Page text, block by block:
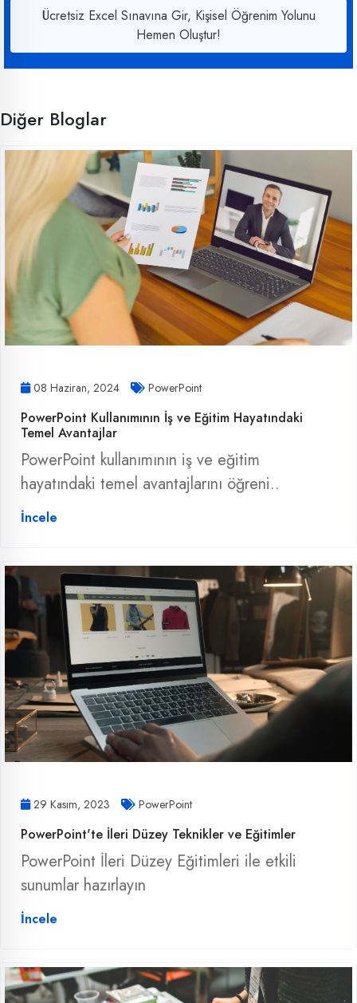
Ücretsiz Excel Sınavına Gir, Kişisel Öğrenim Yolunu
Hemen Oluştur!
Diğer Bloglar
08 Haziran, 2024 PowerPoint
PowerPoint Kullanımının İş ve Eğitim Hayatındaki
Temel Avantajlar
PowerPoint kullanımının iş ve eğitim
hayatındaki temel avantajlarını öğreni..
İncele
29 Kasım, 2023 PowerPoint
PowerPoint'te İleri Düzey Teknikler ve Eğitimler
PowerPoint İleri Düzey Eğitimleri ile etkili
sunumlar hazırlayın
İncele